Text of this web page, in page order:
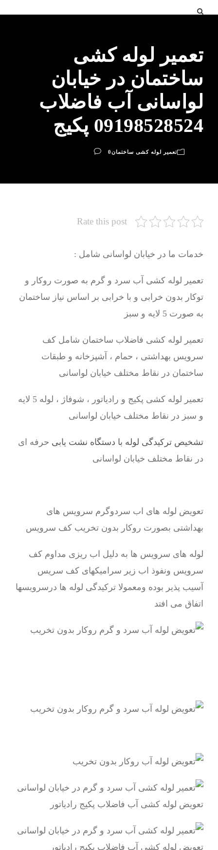
تعمیر لوله کشی
ساختمان در خیابان
لواسانی آب فاضلاب
09198528524 پکیج
تعمیر لوله کشی ساختمان0
Rate this post
خدمات ما در خیابان لواسانی شامل :
تعمیر لوله کشی آب سرد و گرم به صورت روکار و
توکار بدون خرابی و با خرابی بر اساس نیاز ساختمان
به صورت 5 لایه و سبز
تعمیر لوله کشی فاضلاب ساختمان شامل کف
سرویس بهداشتی ، حمام ، آشپزخانه و طبقات
ساختمان در نقاط مختلف خیابان لواسانی
تعمیر لوله کشی پکیج و رادیاتور ، شوفاژ ، لوله 5 لایه
و سبز در نقاط مختلف خیابان لواسانی
تشخیص ترکیدگی لوله با دستگاه نشت یابی حرفه ای
در نقاط مختلف خیابان لواسانی
تعویض لوله های اب سردوگرم سرویس های
بهداشتی بصورت روکار بدون تخریب کف سرویس
لوله های سرویس ها به دلیل اب ریزی مداوم کف
سرویس ونفوذ اب زیر سرامیکهای کف سریس
آسیب پذیر بوده ومعمولا ترکیدگی لوله ها درسرویسها
اتفاق می افتد